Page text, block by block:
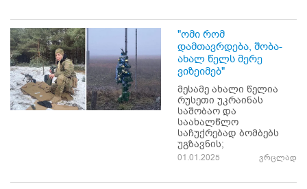
"ომი რომ
დამთავრდება, შობა-
ახალ წელს მერე
ვიზეიმებ"
მესამე ახალი წელია
რუსეთი უკრაინას
საშობაო და
საახალწლო
საჩუქრებად ბომბებს
უგზავნის;
01.01.2025 ვრცლად